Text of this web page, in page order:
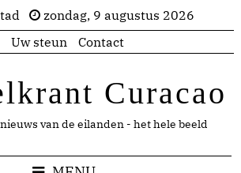
zondag, 9 augustus 2026
Uw steun Contact
Curacao
van de eilanden - het hele beeld